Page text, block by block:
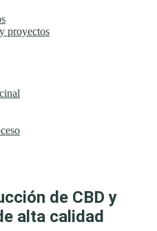
proyectos
de CBD y
alta calidad